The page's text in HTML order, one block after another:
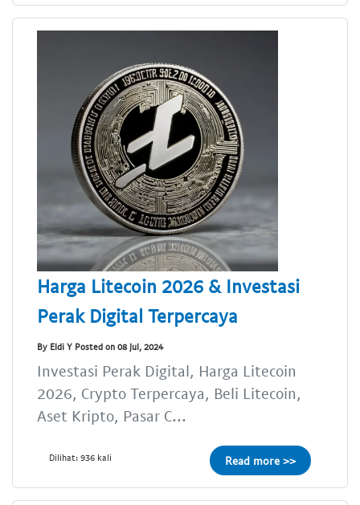
Harga Litecoin 2026 & Investasi
Perak Digital Terpercaya
By Eldi Y Posted on 08 Jul, 2024
Investasi Perak Digital, Harga Litecoin
2026, Crypto Terpercaya, Beli Litecoin,
Aset Kripto, Pasar C...
Dilihat: 936 kali Read more >>